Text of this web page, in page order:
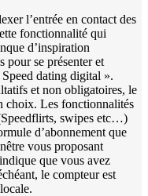
l’entrée en contact des
fonctionnalité qui
d’inspiration
pour se présenter et
dating digital ».
et non obligatoires, le
choix. Les fonctionnalités
swipes etc…)
d’abonnement que
vous proposant
que vous avez
le compteur est